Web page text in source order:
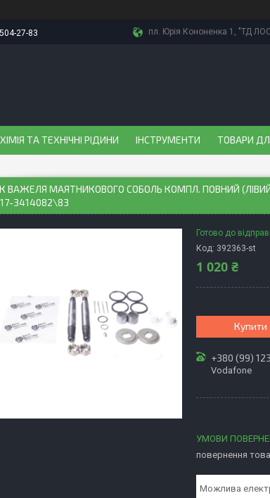
27-83 пл. Юрія Кононенка 1, "ТД
ТА ТЕХНІЧНІ РІДИНИ ІНСТРУМЕНТИ ТОВАРИ
ВАЖЕЛЯ МАЯТНИКОВОГО СОБОЛЬ КОМПЛ. ПОВНИЙ
3414082\83
Готово до
Код: 392363-st
1 020 ₴
Купити
+380 (99)
Vodafone
повернення